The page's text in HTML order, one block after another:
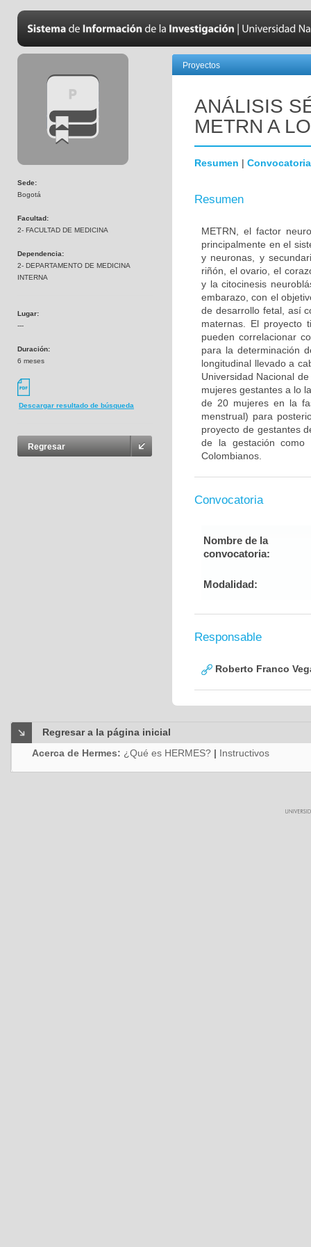
Sede:
Bogotá
Facultad:
2- FACULTAD DE MEDICINA
Dependencia:
2- DEPARTAMENTO DE MEDICINA
INTERNA
Lugar:
---
Duración:
6 meses
Descargar resultado de búsqueda
Regresar
Proyectos
ANÁLISIS
METRN A
Resumen | Convocatoria
Resumen
METRN, el factor
principalmente en el
y neuronas, y
riñón, el ovario, el
y la citocinesis
embarazo, con el
de desarrollo fetal, así
maternas. El proyecto
pueden correlacionar
para la determinación
longitudinal llevado a
Universidad Nacional
mujeres gestantes a lo
de 20 mujeres en la
menstrual) para
proyecto de gestantes
de la gestación como
Colombianos.
Convocatoria
Nombre de la
convocatoria:
Modalidad:
Responsable
Roberto Franco
Regresar a la página inicial
Acerca de Hermes: ¿Qué es HERMES? | Instructivos